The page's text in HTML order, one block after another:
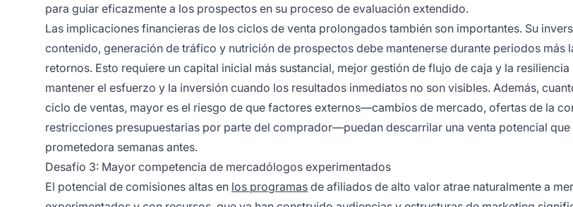
para guiar eficazmente a los prospectos en su proceso de evaluación extendido.
Las implicaciones financieras de los ciclos de venta prolongados también son importantes. Su
contenido, generación de tráfico y nutrición de prospectos debe mantenerse durante periodos más
retornos. Esto requiere un capital inicial más sustancial, mejor gestión de flujo de caja y la
mantener el esfuerzo y la inversión cuando los resultados inmediatos no son visibles. Además,
ciclo de ventas, mayor es el riesgo de que factores externos—cambios de mercado, ofertas de la
restricciones presupuestarias por parte del comprador—puedan descarrilar una venta potencial que
prometedora semanas antes.
Desafío 3: Mayor competencia de mercadólogos experimentados
El potencial de comisiones altas en los programas de afiliados de alto valor atrae naturalmente a